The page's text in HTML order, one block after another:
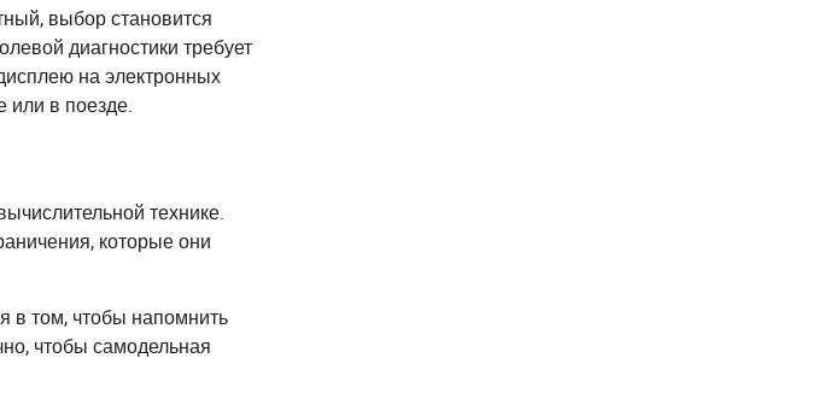
выбор становится
диагностики требует
на электронных
или в поезде.
технике.
которые они
в том, чтобы напомнить
чтобы самодельная